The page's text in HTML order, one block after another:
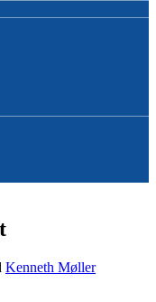
Kenneth Møller